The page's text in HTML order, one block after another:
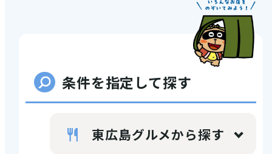
条件を指定して探す
東広島グルメから探す
店舗情報
モデルコース